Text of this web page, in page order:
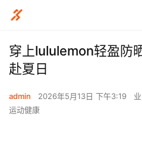
穿上lululemon轻盈防
赴夏日
admin 2026年5月13日 下午3:19
运动健康